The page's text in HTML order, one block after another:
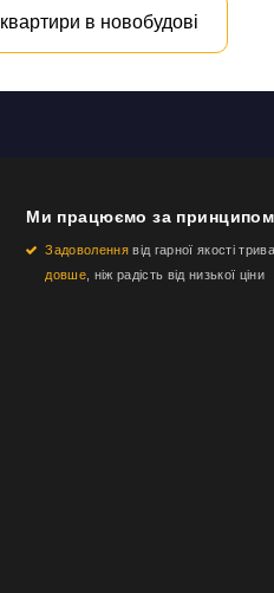
в новобудові
Ми працюємо за
Задоволеннявід гарної якості
довше, ніж радість від низької ціни